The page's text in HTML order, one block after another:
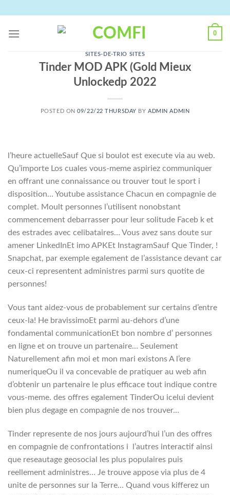
content
0
SITES-DE-TRIO SITES
Tinder MOD APK (Gold Mieux
Unlockedp 2022
POSTED ON09/22/22 THURSDAY BYADMIN ADMIN
l’heure actuelleSauf Que si boulot est execute via au web.
Qu’importe Los cuales vous-meme aspiriez communiquer
en offrant une connaissance ou trouver tout le sport i
disposition… Youtube assistance Chacun en compagnie de
complet. Moult personnes l’utilisent nonobstant
commencement debarrasser pour leur solitude Faceb k et
des estrades avec celibataires… Vous avez sans doute sur
amener LinkedInEt imo APKEt InstagramSauf Que Tinder, !
Snapchat, par exemple egalement de l’assistance devant car
ceux-ci representent administres parmi surs quotite de
personnes!
Vous tant aidez-vous de probablement sur certains d’entre
ceux-la! He bravissimoEt parmi au-dehors d’une
fondamental communicationEt bon nombre d’ personnes
en ligne et on trouve un partenaire… Seulement
Naturellement afin moi et mon mari existons A l’ere
numeriqueOu il va concevable de pratiquer au web afin
d’obtenir un partenaire le plus efficace tout indique contre
vous-meme. des offres egalement TinderOu icelui devient
bien plus degage en compagnie de nos trouver…
Tinder represente de nos jours aujourd’hui l’un des offres
en compagnie de confrontations i l’autres interactif ainsi
que reseautage geosocial les plus populaires puis
reellement administres… Je trouve appose via plus de 4
unite de personnes sur la Terre… Quand vous kifferez un